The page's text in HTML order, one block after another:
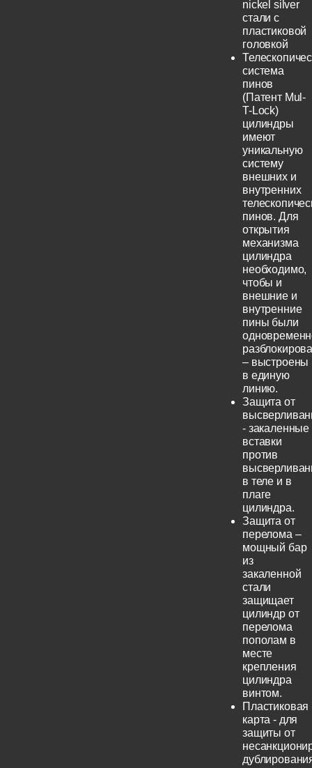
nickel silver
стали с
пластиковой
головкой
система
пинов
(Патент Mul-
T-Lock)
цилиндры
имеют
уникальную
систему
внешних и
внутренних
пинов. Для
открытия
механизма
цилиндра
необходимо,
чтобы и
внешние и
внутренние
пины были
– выстроены
в единую
линию.
Защита от
- закаленные
вставки
против
в теле и в
плаге
цилиндра.
Защита от
перелома –
мощный бар
из
закаленной
стали
защищает
цилиндр от
перелома
пополам в
месте
крепления
цилиндра
винтом.
Пластиковая
карта - для
защиты от